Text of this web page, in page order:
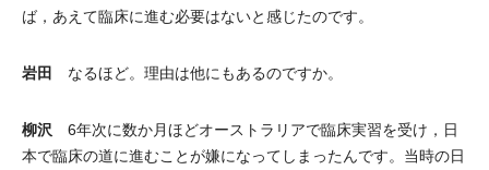
ば，あえて臨床に進む必要はないと感じたのです。
岩田 なるほど。理由は他にもあるのですか。
柳沢 6年次に数か月ほどオーストラリアで臨床実習を受け，日
本で臨床の道に進むことが嫌になってしまったんです。当時の日